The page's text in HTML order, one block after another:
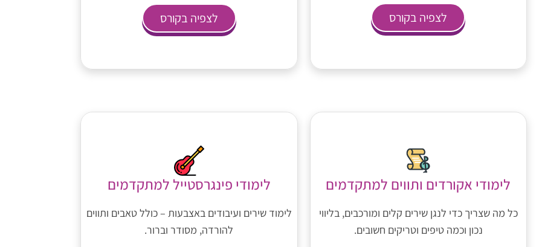
לצפיה בקורס לצפיה בקורס
לימודי אקורדים ותווים למתקדמים
כל מה שצריך כדי לנגן שירים קלים ומורכבים, בליווי
נכון וכמה טיפים וטריקים חשובים.
לימודי פינגרסטייל למתקדמים
לימוד שירים ועיבודים באצבעות – כולל טאבים ותווים
להורדה, מסודר וברור.